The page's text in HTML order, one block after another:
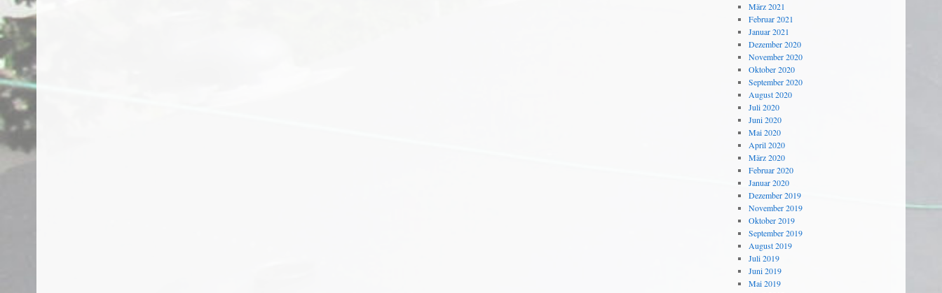
März 2021
Februar 2021
Januar 2021
Dezember 2020
November 2020
Oktober 2020
September 2020
August 2020
Juli 2020
Juni 2020
Mai 2020
April 2020
März 2020
Februar 2020
Januar 2020
Dezember 2019
November 2019
Oktober 2019
September 2019
August 2019
Juli 2019
Juni 2019
Mai 2019